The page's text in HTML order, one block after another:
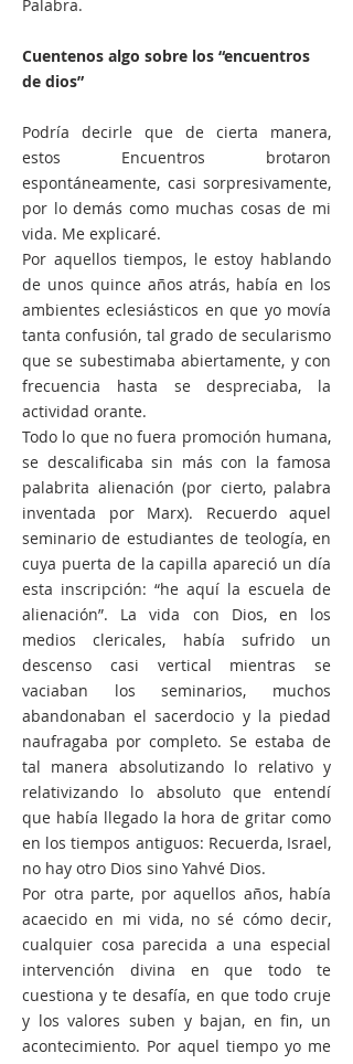
Palabra.
Cuentenos algo sobre los “encuentros
de dios”
Podría decirle que de cierta manera,
estos Encuentros brotaron
espontáneamente, casi sorpresivamente,
por lo demás como muchas cosas de mi
vida. Me explicaré.
Por aquellos tiempos, le estoy hablando
de unos quince años atrás, había en los
ambientes eclesiásticos en que yo movía
tanta confusión, tal grado de secularismo
que se subestimaba abiertamente, y con
frecuencia hasta se despreciaba, la
actividad orante.
Todo lo que no fuera promoción humana,
se descalificaba sin más con la famosa
palabrita alienación (por cierto, palabra
inventada por Marx). Recuerdo aquel
seminario de estudiantes de teología, en
cuya puerta de la capilla apareció un día
esta inscripción: “he aquí la escuela de
alienación”. La vida con Dios, en los
medios clericales, había sufrido un
descenso casi vertical mientras se
vaciaban los seminarios, muchos
abandonaban el sacerdocio y la piedad
naufragaba por completo. Se estaba de
tal manera absolutizando lo relativo y
relativizando lo absoluto que entendí
que había llegado la hora de gritar como
en los tiempos antiguos: Recuerda, Israel,
no hay otro Dios sino Yahvé Dios.
Por otra parte, por aquellos años, había
acaecido en mi vida, no sé cómo decir,
cualquier cosa parecida a una especial
intervención divina en que todo te
cuestiona y te desafía, en que todo cruje
y los valores suben y bajan, en fin, un
acontecimiento. Por aquel tiempo yo me